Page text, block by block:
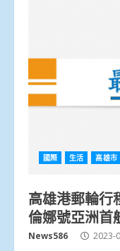
國際 生活 高雄市
高雄港郵輪行
倫娜號亞洲首
News586 2023-